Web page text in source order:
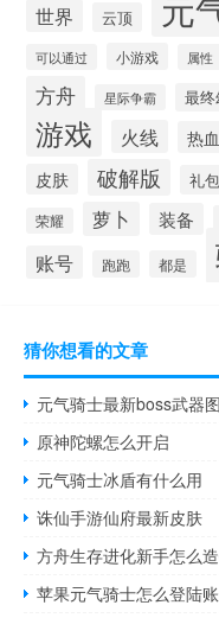
世界 云顶
可以通过 小游戏 属性
方舟 星际争霸 最终
游戏 火线 热
皮肤 破解版 礼包
荣耀 萝卜 装备
账号 跑跑 都是
猜你想看的文章
元气骑士最新boss武器
原神陀螺怎么开启
元气骑士冰盾有什么用
诛仙手游仙府最新皮肤
方舟生存进化新手怎么
苹果元气骑士怎么登陆